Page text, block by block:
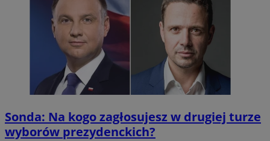
Sonda: Na kogo zagłosujesz w drugiej turze
wyborów prezydenckich?